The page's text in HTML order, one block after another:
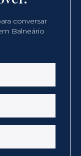
conversar
Balneário